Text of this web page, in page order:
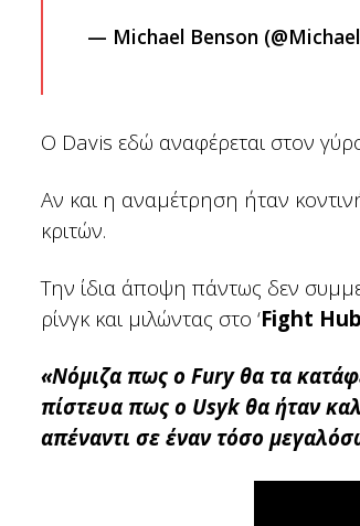
— Michael Benson
Ο Davis εδώ αναφέρεται στον
Αν και η αναμέτρηση ήταν
κριτών.
Την ίδια άποψη πάντως δεν
ρίνγκ και μιλώντας στο ‘Fight
«Νόμιζα πως ο Fury θα τα
πίστευα πως ο Usyk θα ήταν
απέναντι σε έναν τόσο